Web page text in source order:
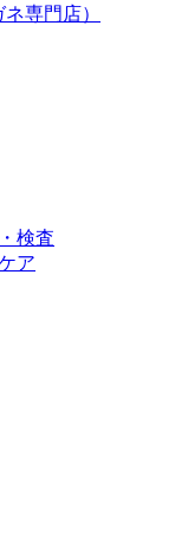
専門店）
検査
ア